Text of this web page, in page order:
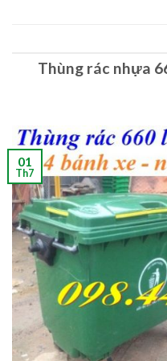
Thùng rác nhựa
01
Th7